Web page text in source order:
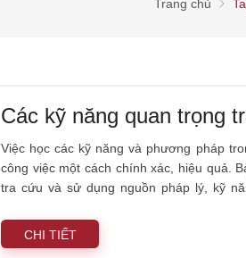
Trang chủ
Các kỹ năng quan trọng
Việc học các kỹ năng và phương pháp
công việc một cách chính xác, hiệu quả.
tra cứu và sử dụng nguồn pháp lý, kỹ
CHI TIẾT